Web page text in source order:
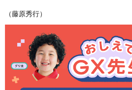
（藤原秀行）